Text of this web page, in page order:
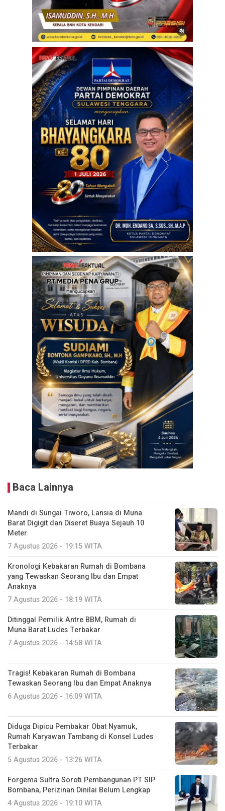
Baca Lainnya
Mandi di Sungai Tiworo, Lansia di Muna
Barat Digigit dan Diseret Buaya Sejauh 10
Meter
7 Agustus 2026 - 19:15 WITA
Kronologi Kebakaran Rumah di Bombana
yang Tewaskan Seorang Ibu dan Empat
Anaknya
7 Agustus 2026 - 18:19 WITA
Ditinggal Pemilik Antre BBM, Rumah di
Muna Barat Ludes Terbakar
7 Agustus 2026 - 14:58 WITA
Tragis! Kebakaran Rumah di Bombana
Tewaskan Seorang Ibu dan Empat Anaknya
6 Agustus 2026 - 16:09 WITA
Diduga Dipicu Pembakar Obat Nyamuk,
Rumah Karyawan Tambang di Konsel Ludes
Terbakar
5 Agustus 2026 - 13:26 WITA
Forgema Sultra Soroti Pembangunan PT SIP
Bombana, Perizinan Dinilai Belum Lengkap
4 Agustus 2026 - 19:10 WITA